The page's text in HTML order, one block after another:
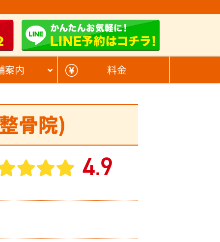
案内 料金
骨院)
4.9